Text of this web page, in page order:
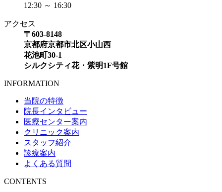
12:30 ～ 16:30
アクセス
〒603-8148
京都府京都市北区小山西
花池町30-1
シルクシティ花・紫明1F号館
INFORMATION
当院の特徴
院長インタビュー
医療センター案内
クリニック案内
スタッフ紹介
診療案内
よくある質問
CONTENTS